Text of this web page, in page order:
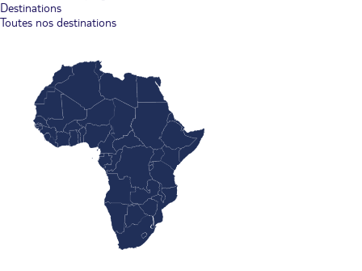
Destinations
Toutes nos destinations